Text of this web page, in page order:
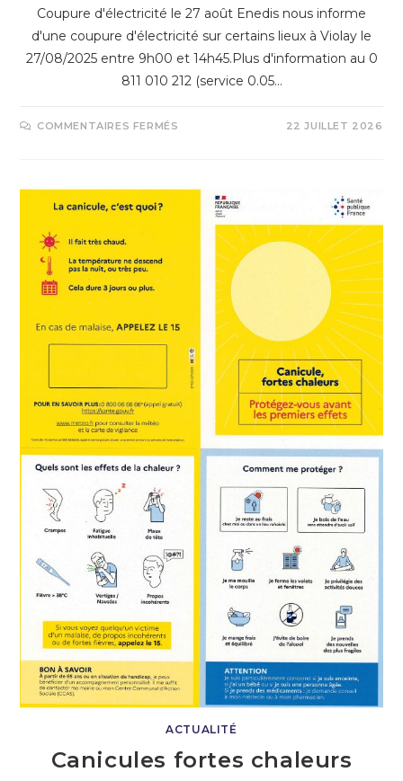
Coupure d'électricité le 27 août Enedis nous informe
d'une coupure d'électricité sur certains lieux à Violay le
27/08/2025 entre 9h00 et 14h45.Plus d'information au 0
811 010 212 (service 0.05…
COMMENTAIRES FERMÉS 22 JUILLET 2026
ACTUALITÉ
Canicules fortes chaleurs